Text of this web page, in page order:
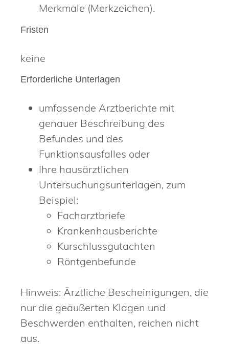
Merkmale (Merkzeichen).
Fristen
keine
Erforderliche Unterlagen
umfassende Arztberichte mit
genauer Beschreibung des
Befundes und des
Funktionsausfalles oder
Ihre hausärztlichen
Untersuchungsunterlagen, zum
Beispiel:
Facharztbriefe
Krankenhausberichte
Kurschlussgutachten
Röntgenbefunde
Hinweis: Ärztliche Bescheinigungen, die
nur die geäußerten Klagen und
Beschwerden enthalten, reichen nicht
aus.